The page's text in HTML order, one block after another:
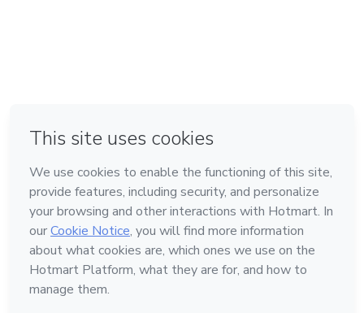
Feito com ❤ em Bogotá
Conheça a Hotmart
Idioma
Português